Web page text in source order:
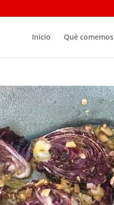
Inicio Qué comemos